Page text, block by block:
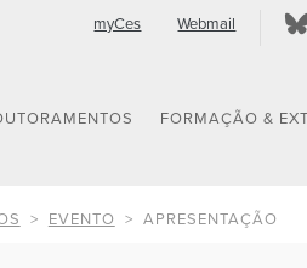
myCes Webmail
FORMAÇÃO &
EVENTO APRESENTAÇÃO